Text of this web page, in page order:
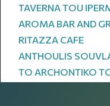
TAVERNA TOU
AROMA BAR AND
RITAZZA CAFE
ANTHOULIS
TO ARCHONTIKO